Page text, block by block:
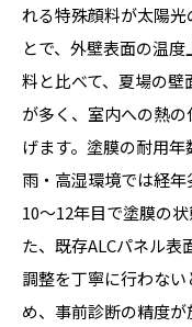
れる特殊顔料が太陽
とで、外壁表面の温
料と比べて、夏場の
が多く、室内への熱
げます。塗膜の耐用
雨・高湿環境では経年
10〜12年目で塗膜の
た、既存ALCパネル
調整を丁寧に行わな
め、事前診断の精度が